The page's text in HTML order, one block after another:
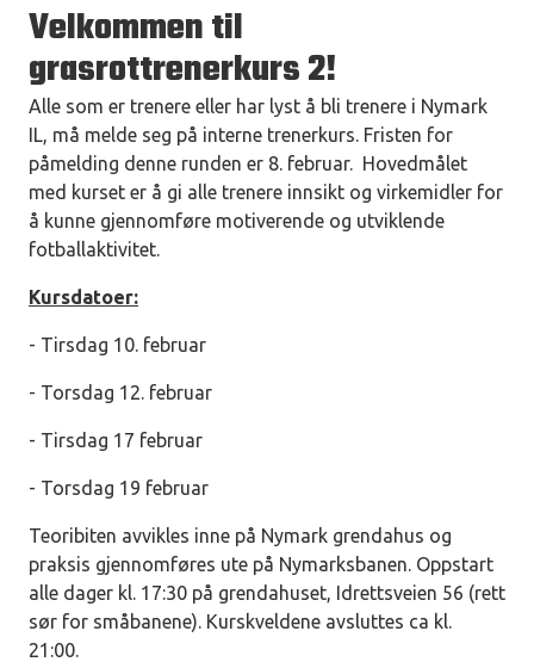
Velkommen til
grasrottrenerkurs 2!
Alle som er trenere eller har lyst å bli trenere i Nymark
IL, må melde seg på interne trenerkurs. Fristen for
påmelding denne runden er 8. februar. Hovedmålet
med kurset er å gi alle trenere innsikt og virkemidler for
å kunne gjennomføre motiverende og utviklende
fotballaktivitet.
Kursdatoer:
- Tirsdag 10. februar
- Torsdag 12. februar
- Tirsdag 17 februar
- Torsdag 19 februar
Teoribiten avvikles inne på Nymark grendahus og
praksis gjennomføres ute på Nymarksbanen. Oppstart
alle dager kl. 17:30 på grendahuset, Idrettsveien 56 (rett
sør for småbanene). Kurskveldene avsluttes ca kl.
21:00.